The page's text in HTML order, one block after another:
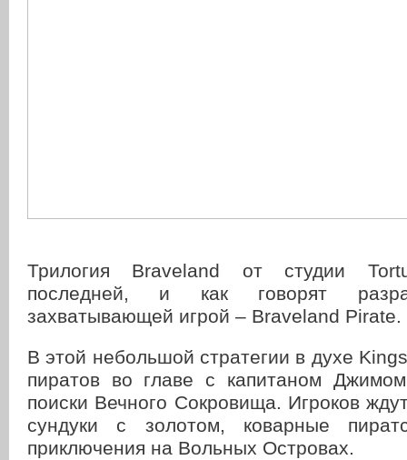
Трилогия Braveland от студии
последней, и как говорят
захватывающей игрой – Braveland Pirate.
В этой небольшой стратегии в духе
пиратов во главе с капитаном
поиски Вечного Сокровища. Игроков
сундуки с золотом, коварные
приключения на Вольных Островах.